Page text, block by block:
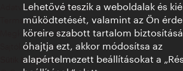
Adatvédelmi nyilatkozat
Terms of Use
Megközelíthetőség
Sajtókapcsolat
Sütik beállítása
Lehetővé teszik a weboldalak és
működtetését, valamint az Ön
köreire szabott tartalom
óhajtja ezt, akkor módosítsa az
alapértelmezett beállításokat a